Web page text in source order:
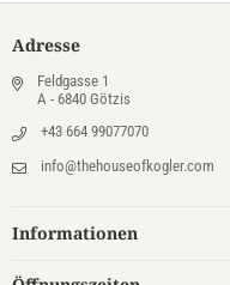
Adresse
Feldgasse 1
A - 6840 Götzis
+43 664 99077070
info@thehouseofkogler.com
Informationen